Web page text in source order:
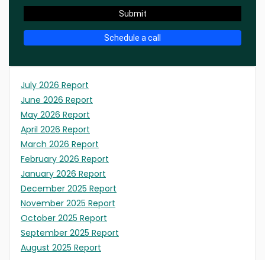
Submit
Schedule a call
July 2026 Report
June 2026 Report
May 2026 Report
April 2026 Report
March 2026 Report
February 2026 Report
January 2026 Report
December 2025 Report
November 2025 Report
October 2025 Report
September 2025 Report
August 2025 Report